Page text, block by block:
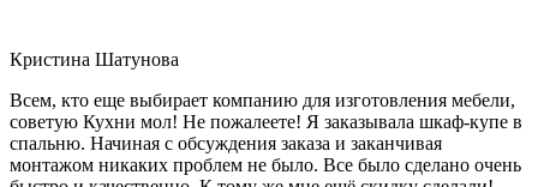
Кристина Шатунова
Всем, кто еще выбирает компанию для изготовления мебели,
советую Кухни мол! Не пожалеете! Я заказывала шкаф-купе в
спальню. Начиная с обсуждения заказа и заканчивая
монтажом никаких проблем не было. Все было сделано очень